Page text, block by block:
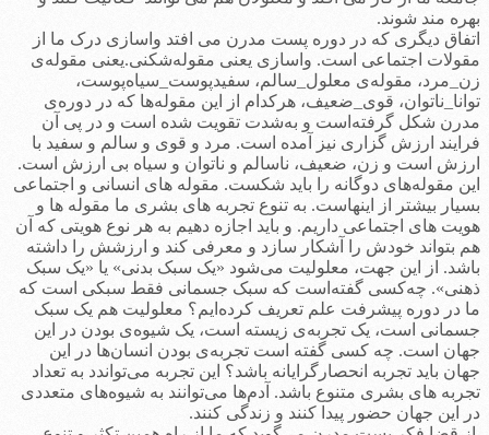
بهره مند شوند.
اتفاق دیگری که در دوره پست مدرن می افتد واسازی درک ما از
مقولات اجتماعی است. واسازی یعنی مقوله‌شکنی.یعنی مقوله‌ی
زن_مرد، مقوله‌ی معلول_سالم، سفید‌پوست_سیاه‌پوست،
توانا_ناتوان، قوی_ضعیف، هرکدام از این مقوله‌ها که در دوره‌ی
مدرن شکل گرفته‌است و به‌شدت تقویت شده است و در پی آن
فرایند ارزش گزاری نیز آمده است. مرد و قوی و سالم و سفید با
ارزش است و زن، ضعیف، ناسالم و ناتوان و سیاه بی ارزش است.
این مقوله‌های دوگانه را باید شکست. مقوله های انسانی و اجتماعی
بسیار بیشتر از اینهاست. به تنوع تجربه های بشری ما مقوله ها و
هویت های اجتماعی داریم. و باید اجازه دهیم به هر نوع هویتی که آن
هم بتواند خودش را آشکار سازد و معرفی کند و ارزشش را داشته
باشد. از این جهت، معلولیت می‌شود «یک سبک بدنی» یا «یک سبک
ذهنی». چه‌کسی گفته‌است که سبک جسمانی فقط سبکی است که
ما در دوره پیشرفت علم تعریف کرده‌ایم؟ معلولیت هم یک سبک
جسمانی است، یک تجربه‌ی زیسته است، یک شیوه‌ی بودن در این
جهان است. چه کسی گفته است تجربه‌ی بودن انسان‌ها در این
جهان باید تجربه انحصارگرایانه باشد؟ این تجربه می‌تواندد به تعداد
تجربه های بشری متنوع باشد. آدم‌ها می‌توانند به شیوه‌های متعددی
در این جهان حضور پیدا کنند و زندگی کنند.